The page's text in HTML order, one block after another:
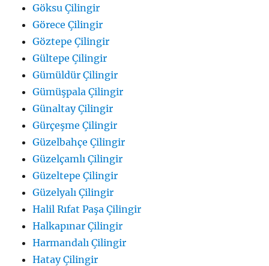
Göksu Çilingir
Görece Çilingir
Göztepe Çilingir
Gültepe Çilingir
Gümüldür Çilingir
Gümüşpala Çilingir
Günaltay Çilingir
Gürçeşme Çilingir
Güzelbahçe Çilingir
Güzelçamlı Çilingir
Güzeltepe Çilingir
Güzelyalı Çilingir
Halil Rıfat Paşa Çilingir
Halkapınar Çilingir
Harmandalı Çilingir
Hatay Çilingir